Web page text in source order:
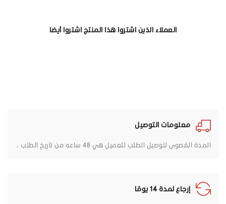
العملاء الذين اشتروا هذا المنتج اشتروا أيضا
معلومات التوصيل
المدة القصوى لتوصيل الطلب للعميل هي 48 ساعه من تاريخ الطلب .
إرجاع لمدة 14 يومًا